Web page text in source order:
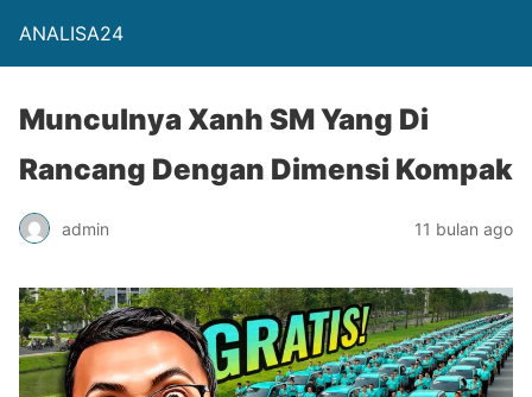
ANALISA24
Munculnya Xanh SM Yang Di
Rancang Dengan Dimensi Kompak
admin 11 bulan ago